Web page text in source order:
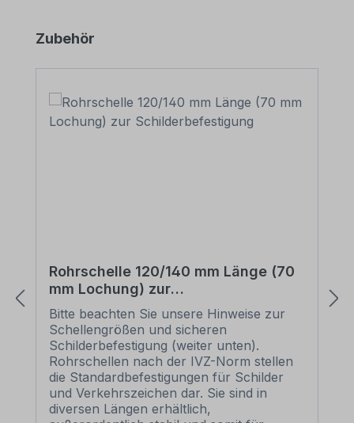
Produktgalerie überspringen
Zubehör
Rohrschelle 120/140 mm Länge (70
mm Lochung) zur
Schilderbefestigung
Bitte beachten Sie unsere Hinweise zur
Schellengrößen und sicheren
Schilderbefestigung (weiter unten).
Rohrschellen nach der IVZ-Norm stellen
die Standardbefestigungen für Schilder
und Verkehrszeichen dar. Sie sind in
diversen Längen erhältlich,